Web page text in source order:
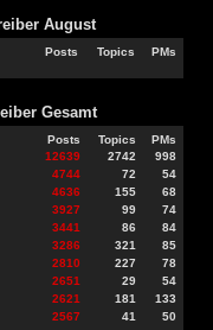
August
Posts Topics PMs
Gesamt
Posts Topics
PMs
12639 2742
998
4744 72
54
4636 155
68
3927 99
74
3441 86
84
3286 321
85
2810 227
78
2651 29
54
2621 181
133
2567 41 50